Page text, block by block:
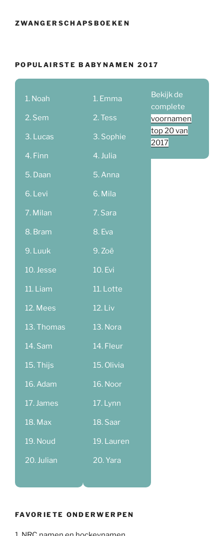
ZWANGERSCHAPSBOEKEN
POPULAIRSTE BABYNAMEN 2017
Noah
Sem
Lucas
Finn
Daan
Levi
Milan
Bram
Luuk
Jesse
Liam
Mees
Thomas
Sam
Thijs
Adam
James
Max
Noud
Julian
Emma
Tess
Sophie
Julia
Anna
Mila
Sara
Eva
Zoë
Evi
Lotte
Liv
Nora
Fleur
Olivia
Noor
Lynn
Saar
Lauren
Yara
Bekijk de
complete
voornamen
top 20 van
2017
FAVORIETE ONDERWERPEN